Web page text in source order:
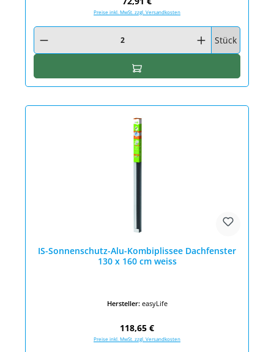
Preise inkl. MwSt. zzgl. Versandkosten
Produkt Anzahl: Gib den gewünschten Wert ein oder benutze die
Stück
In den Warenkorb
IS-Sonnenschutz-Alu-Kombiplissee Dachfenster
130 x 160 cm weiss
Hersteller: easyLife
Regulärer Preis:
118,65 €
Preise inkl. MwSt. zzgl. Versandkosten